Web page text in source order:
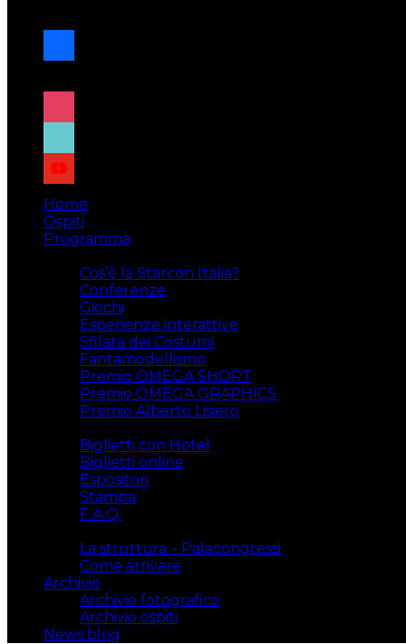
facebook
x
instagram
tiktok
youtube
Home
Ospiti
Programma
Cos’è la Starcon Italia?
Conferenze
Giochi
Esperienze interattive
Sfilata dei Costumi
Fantamodellismo
Premio OMEGA SHORT
Premio OMEGA GRAPHICS
Premio Alberto Lisiero
Biglietti con Hotel
Biglietti online
Espositori
Stampa
F.A.Q.
La struttura – Palacongressi
Come arrivare
Archivio
Archivio fotografico
Archivio ospiti
News blog